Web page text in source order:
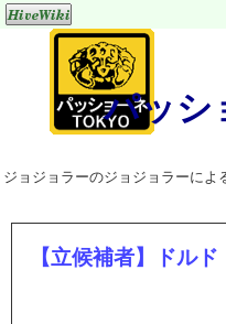
パッシ
ジョジョラーのジョジョラーによ
【立候補者】ドルド